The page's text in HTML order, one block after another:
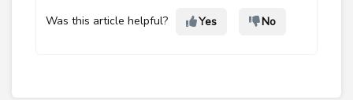
Was this article helpful? Yes No